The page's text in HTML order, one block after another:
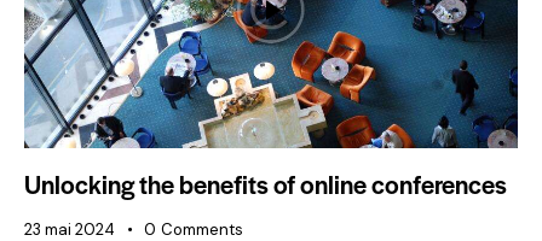
Unlocking the benefits of online conferences
23 mai 2024 0 Comments